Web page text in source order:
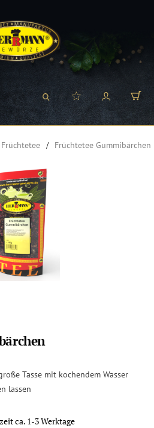
Früchtetee Früchtetee Gummibärchen
Tasse mit kochendem Wasser
lassen
ca. 1-3 Werktage